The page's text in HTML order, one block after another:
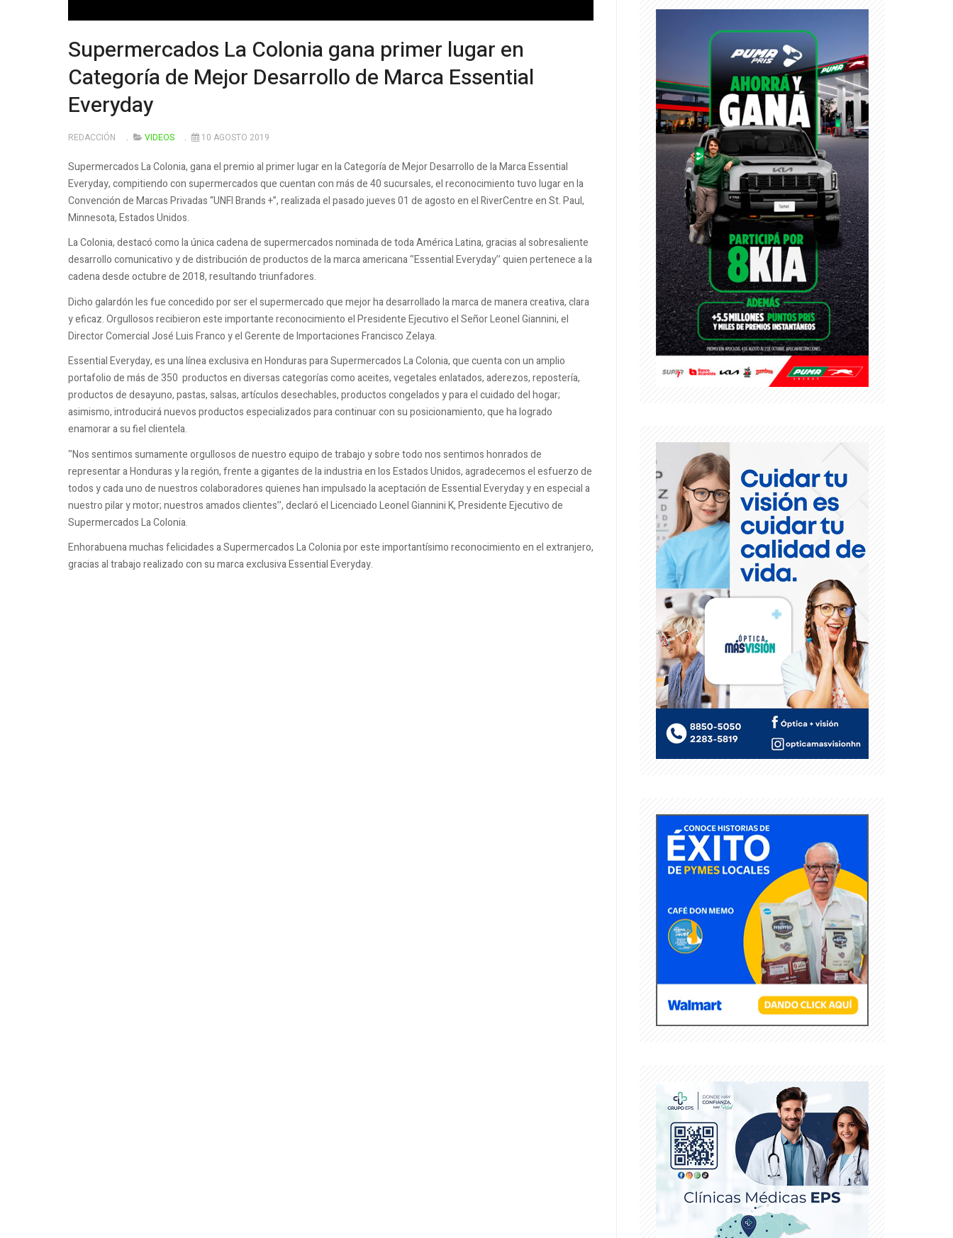
Supermercados La Colonia gana primer lugar en
Categoría de Mejor Desarrollo de Marca Essential
Everyday
REDACCIÓN VIDEOS 10 AGOSTO 2019
Supermercados La Colonia, gana el premio al primer lugar en la Categoría de Mejor Desarrollo de la Marca Essential
Everyday, compitiendo con supermercados que cuentan con más de 40 sucursales, el reconocimiento tuvo lugar en la
Convención de Marcas Privadas “UNFI Brands +”, realizada el pasado jueves 01 de agosto en el RiverCentre en St. Paul,
Minnesota, Estados Unidos.
La Colonia, destacó como la única cadena de supermercados nominada de toda América Latina, gracias al sobresaliente
desarrollo comunicativo y de distribución de productos de la marca americana ‘’Essential Everyday’’ quien pertenece a la
cadena desde octubre de 2018, resultando triunfadores.
Dicho galardón les fue concedido por ser el supermercado que mejor ha desarrollado la marca de manera creativa, clara
y eficaz. Orgullosos recibieron este importante reconocimiento el Presidente Ejecutivo el Señor Leonel Giannini, el
Director Comercial José Luis Franco y el Gerente de Importaciones Francisco Zelaya.
Essential Everyday, es una línea exclusiva en Honduras para Supermercados La Colonia, que cuenta con un amplio
portafolio de más de 350 productos en diversas categorías como aceites, vegetales enlatados, aderezos, repostería,
productos de desayuno, pastas, salsas, artículos desechables, productos congelados y para el cuidado del hogar;
asimismo, introducirá nuevos productos especializados para continuar con su posicionamiento, que ha logrado
enamorar a su fiel clientela.
‘’Nos sentimos sumamente orgullosos de nuestro equipo de trabajo y sobre todo nos sentimos honrados de
representar a Honduras y la región, frente a gigantes de la industria en los Estados Unidos, agradecemos el esfuerzo de
todos y cada uno de nuestros colaboradores quienes han impulsado la aceptación de Essential Everyday y en especial a
nuestro pilar y motor; nuestros amados clientes’’, declaró el Licenciado Leonel Giannini K, Presidente Ejecutivo de
Supermercados La Colonia.
Enhorabuena muchas felicidades a Supermercados La Colonia por este importantísimo reconocimiento en el extranjero,
gracias al trabajo realizado con su marca exclusiva Essential Everyday.